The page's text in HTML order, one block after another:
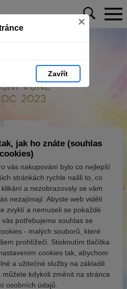
×
Zavřít
jak ho znáte (souhlas
vás nakupování bylo co nejlepší
stránkách rychle našli to, co
a nezobrazovaly se vám
nezajímají. Abyste web viděli
zvyklí a nemuseli se pokaždé
potřebujeme souhlas se
- malých souborů, které
prohlížeči. Stisknutím tlačítka
cookies tak, abychom
a užitečné služby na základě
kdykoli změnit na stránce
osobních údajů.